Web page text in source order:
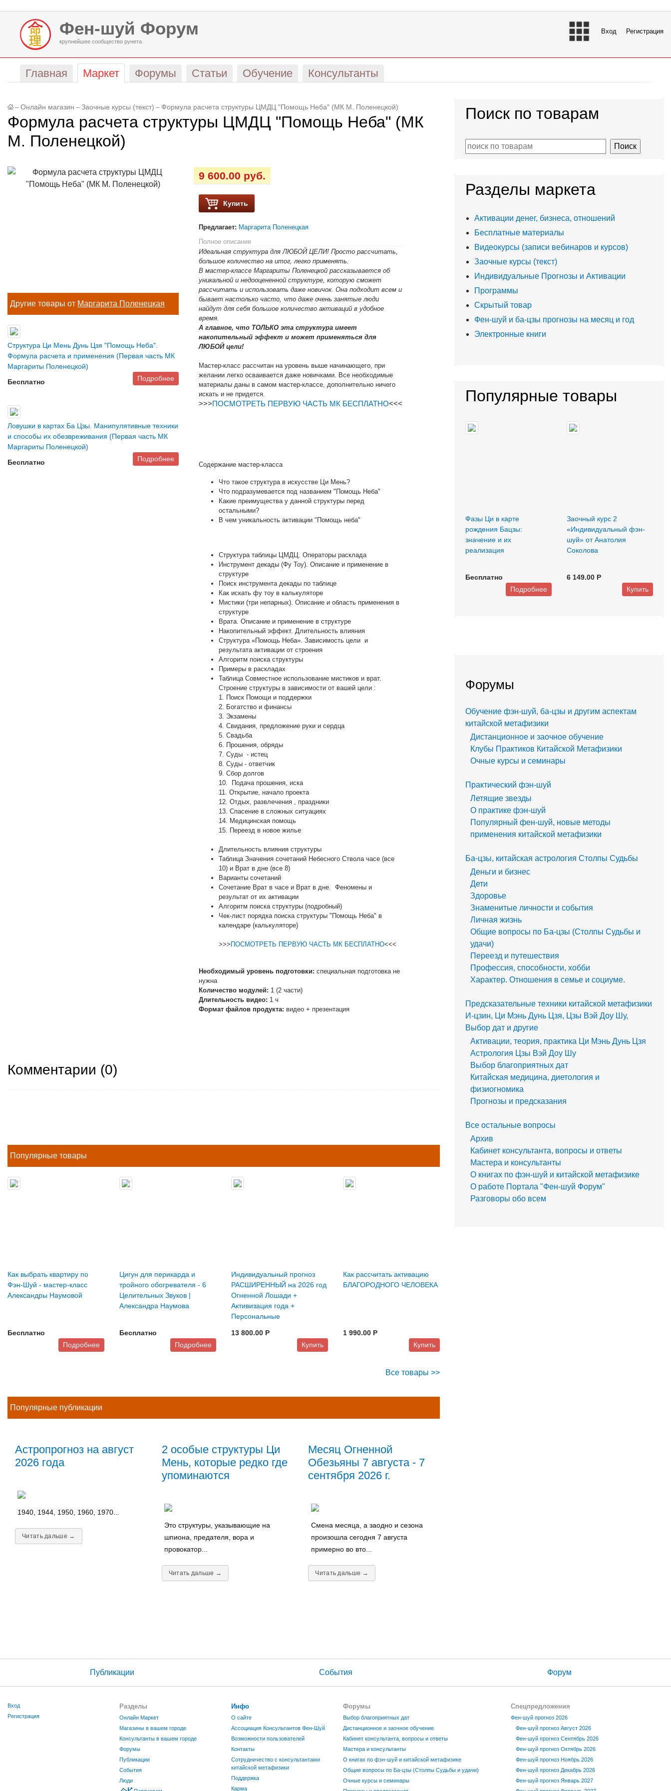
Фен-шуй Форум
крупнейшее сообщество рунета
Вход Регистрация
Главная Маркет Форумы Статьи Обучение Консультанты
– Онлайн магазин – Заочные курсы (текст) – Формула расчета структуры ЦМДЦ "Помощь Неба" (МК М. Поленецкой)
Формула расчета структуры ЦМДЦ "Помощь Неба" (МК
М. Поленецкой)
Другие товары от Маргарита Поленецкая
Структура Ци Мень Дунь Цзя "Помощь Неба".
Формула расчета и применения (Первая часть МК
Маргариты Поленецкой)
Бесплатно
Подробнее
Ловушки в картах Ба Цзы. Манипулятивные техники
и способы их обезвреживания (Первая часть МК
Маргариты Поленецкой)
Бесплатно
Подробнее
9 600.00 руб.
Купить
Предлагает: Маргарита Поленецкая
Полное описание
Идеальная структура для ЛЮБОЙ ЦЕЛИ! Просто рассчитать,
большое количество на итог, легко применять.
В мастер-классе Маргариты Поленецкой рассказывается об
уникальной и недооцененной структуре, которую сможет
рассчитать и использовать даже новичок. Она подходит всем и
бывает настолько часто, что даже очень занятые люди
найдут для себя большое количество активаций в удобное
время.
А главное, что ТОЛЬКО эта структура имеет
накопительный эффект и может применяться для
ЛЮБОЙ цели!
Мастер-класс рассчитан на уровень выше начинающего, при
желании легко осваивается даже новичками. Все необходимые
материалы даны в самом мастер-классе, дополнительно ничего
искать и не придется.
>>>ПОСМОТРЕТЬ ПЕРВУЮ ЧАСТЬ МК БЕСПЛАТНО<<<
Содержание мастер-класса
Что такое структура в искусстве Ци Мень?
Что подразумевается под названием "Помощь Неба"
Какие преимущества у данной структуры перед
остальными?
В чем уникальность активации "Помощь неба"
Структура таблицы ЦМДЦ. Операторы расклада
Инструмент декады (Фу Тоу). Описание и применение в
структуре
Поиск инструмента декады по таблице
Как искать фу тоу в калькуляторе
Мистики (три непарных). Описание и область применения в
структуре
Врата. Описание и применение в структуре
Накопительный эффект. Длительность влияния
Структура «Помощь Неба». Зависимость цели и
результата активации от строения
Алгоритм поиска структуры
Примеры в раскладах
Таблица Совместное использование мистиков и врат.
Строение структуры в зависимости от вашей цели :
1. Поиск Помощи и поддержки
2. Богатство и финансы
3. Экзамены
4. Свидания, предложение руки и сердца
5. Свадьба
6. Прошения, обряды
7. Суды - истец
8. Суды - ответчик
9. Сбор долгов
10. Подача прошения, иска
11. Открытие, начало проекта
12. Отдых, развлечения , праздники
13. Спасение в сложных ситуациях
14. Медицинская помощь
15. Переезд в новое жилье
Длительность влияния структуры
Таблица Значения сочетаний Небесного Ствола часе (все
10) и Врат в дне (все 8)
Варианты сочетаний
Сочетание Врат в часе и Врат в дне. Феномены и
результат от их активации
Алгоритм поиска структуры (подробный)
Чек-лист порядка поиска структуры "Помощь Неба" в
календаре (калькуляторе)
>>> ПОСМОТРЕТЬ ПЕРВУЮ ЧАСТЬ МК БЕСПЛАТНО<<<
Необходимый уровень подготовки: специальная подготовка не
нужна
Количество модулей: 1 (2 части)
Длительность видео: 1 ч
Формат файлов продукта: видео + презентация
Комментарии (0)
Популярные товары
Как выбрать квартиру по
Фэн-Шуй - мастер-класс
Александры Наумовой
Бесплатно
Подробнее
Цигун для перикарда и
тройного обогревателя - 6
Целительных Звуков |
Александра Наумова
Бесплатно
Подробнее
Индивидуальный прогноз
РАСШИРЕННЫЙ на 2026 год
Огненной Лошади +
Активизация года +
Персональные
13 800.00 P
Купить
Как рассчитать активацию
БЛАГОРОДНОГО ЧЕЛОВЕКА
1 990.00 P
Купить
Все товары >>
Популярные публикации
Астропрогноз на август
2026 года
1940, 1944, 1950, 1960, 1970...
Читать дальше →
2 особые структуры Ци
Мень, которые редко где
упоминаются
Это структуры, указывающие на
шпиона, предателя, вора и
провокатор...
Читать дальше →
Месяц Огненной
Обезьяны 7 августа - 7
сентября 2026 г.
Смена месяца, а заодно и сезона
произошла сегодня 7 августа
примерно во вто...
Читать дальше →
Поиск по товарам
Разделы маркета
Активации денег, бизнеса, отношений
Бесплатные материалы
Видеокурсы (записи вебинаров и курсов)
Заочные курсы (текст)
Индивидуальные Прогнозы и Активации
Программы
Скрытый товар
Фен-шуй и ба-цзы прогнозы на месяц и год
Электронные книги
Популярные товары
Фазы Ци в карте
рождения Бацзы:
значение и их
реализация
Бесплатно
Подробнее
Заочный курс 2
«Индивидуальный фэн-
шуй» от Анатолия
Соколова
6 149.00 P
Купить
Форумы
Обучение фэн-шуй, ба-цзы и другим аспектам
китайской метафизики
Дистанционное и заочное обучение
Клубы Практиков Китайской Метафизики
Очные курсы и семинары
Практический фэн-шуй
Летящие звезды
О практике фэн-шуй
Популярный фен-шуй, новые методы
применения китайской метафизики
Ба-цзы, китайская астрология Столпы Судьбы
Деньги и бизнес
Дети
Здоровье
Знаменитые личности и события
Личная жизнь
Общие вопросы по Ба-цзы (Столпы Судьбы и
удачи)
Переезд и путешествия
Профессия, способности, хобби
Характер. Отношения в семье и социуме.
Предсказательные техники китайской метафизики
И-цзин, Ци Мэнь Дунь Цзя, Цзы Вэй Доу Шу,
Выбор дат и другие
Активации, теория, практика Ци Мэнь Дунь Цзя
Астрология Цзы Вэй Доу Шу
Выбор благоприятных дат
Китайская медицина, диетология и
физиогномика
Прогнозы и предсказания
Все остальные вопросы
Архив
Кабинет консультанта, вопросы и ответы
Мастера и консультанты
О книгах по фэн-шуй и китайской метафизике
О работе Портала "Фен-шуй Форум"
Разговоры обо всем
Публикации События Форум
Вход
Регистрация
Разделы
Онлайн Маркет
Магазины в вашем городе
Консультанты в вашем городе
Форумы
Публикации
События
Люди
Инфо
О сайте
Ассоциация Консультантов Фен-Шуй
Возможности пользователей
Контакты
Сотрудничество с консультантами
китайской метафизики
Поддержка
Карма
Форумы
Выбор благоприятных дат
Дистанционное и заочное обучение
Кабинет консультанта, вопросы и ответы
Мастера и консультанты
О книгах по фэн-шуй и китайской метафизике
Общие вопросы по Ба-цзы (Столпы Судьбы и удачи)
Очные курсы и семинары
Спецпредложения
Фен-шуй прогноз 2026
Фен-шуй прогноз Август 2026
Фен-шуй прогноз Сентябрь 2026
Фен-шуй прогноз Октябрь 2026
Фен-шуй прогноз Ноябрь 2026
Фен-шуй прогноз Декабрь 2026
Фен-шуй прогноз Январь 2027